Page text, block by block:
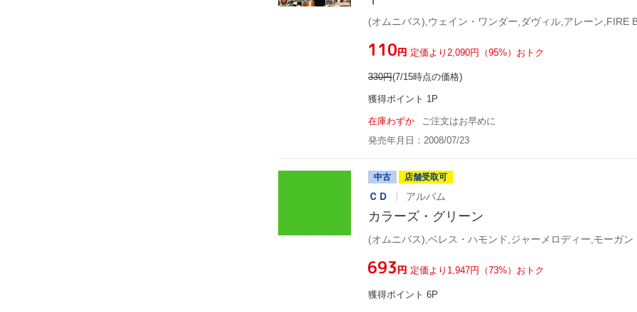
¥110円 定価より2,090円（95%）おトク
330円(7/15時点の価格)
獲得ポイント 1P
在庫わずか
ご注文はお早めに
発売年月日：2008/07/23
中古 店舗受取可
ＣＤ アルバム
カラーズ・グリーン
¥693円 定価より1,947円（73%）おトク
獲得ポイント 6P